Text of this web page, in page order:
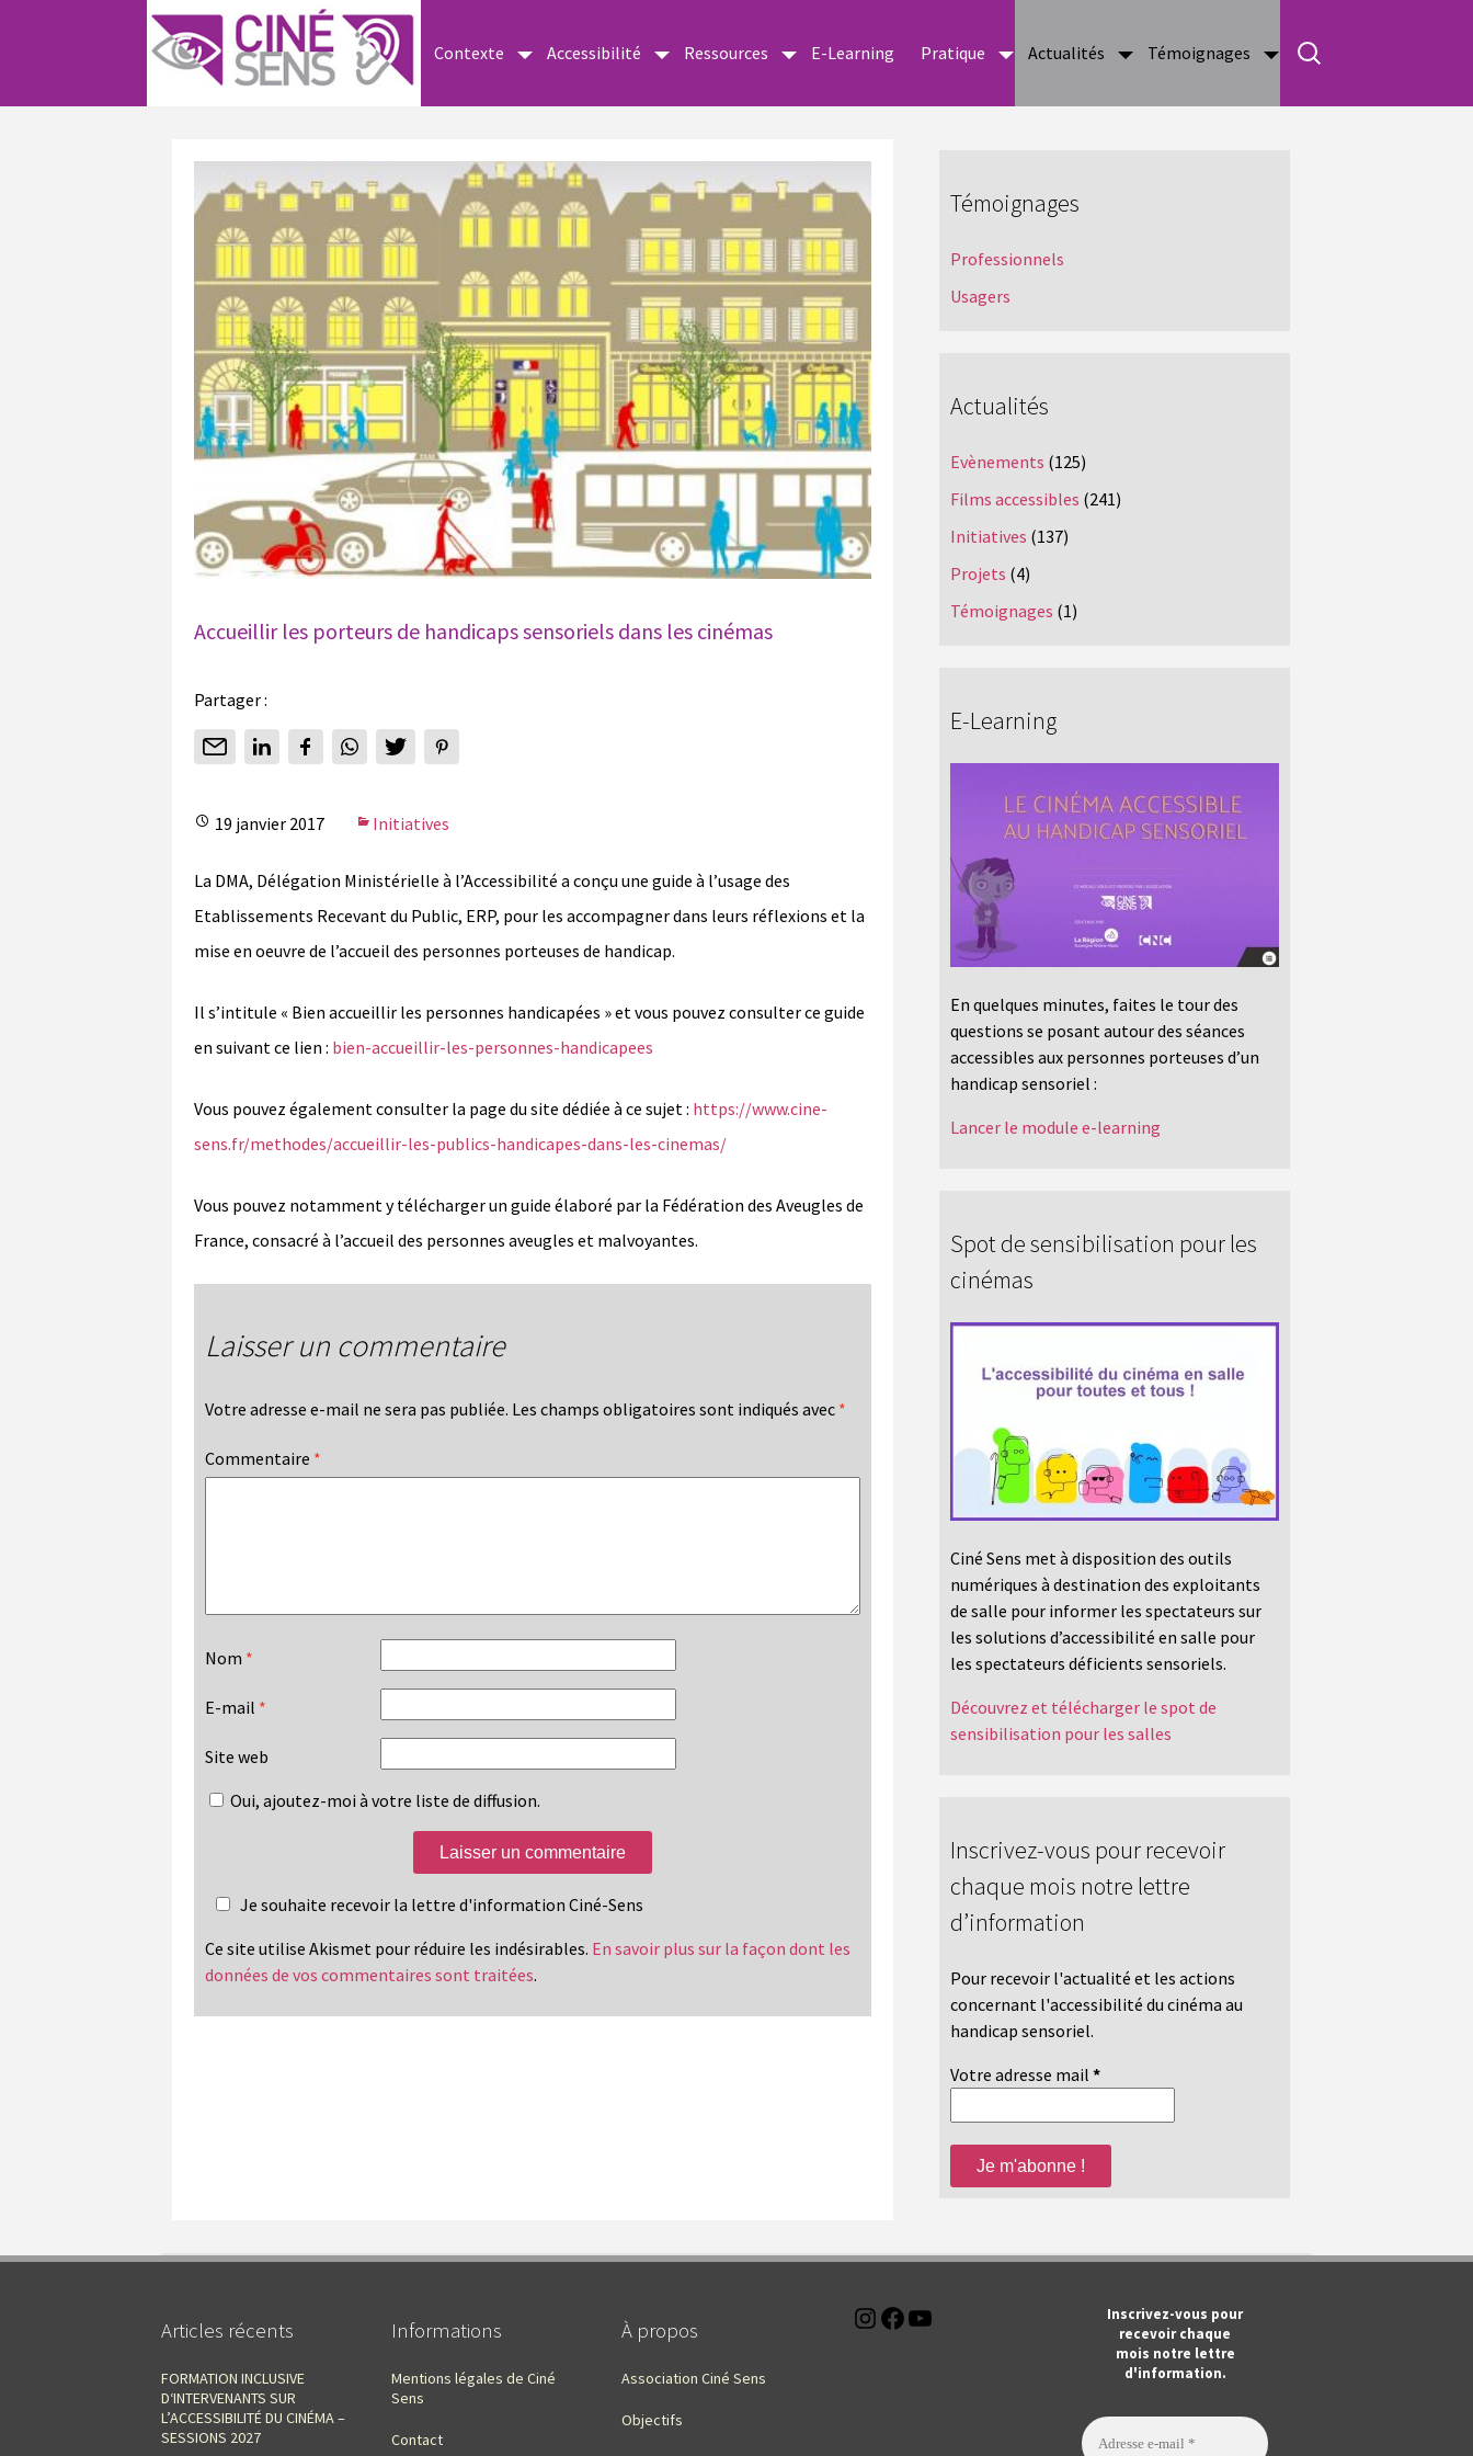
Contexte Accessibilité Ressources E-Learning Pratique Actualités Témoignages
Accueillir les porteurs de handicaps sensoriels dans les cinémas
Partager :
19 janvier 2017 Initiatives
La DMA, Délégation Ministérielle à l’Accessibilité a conçu une guide à l’usage des
Etablissements Recevant du Public, ERP, pour les accompagner dans leurs réflexions et la
mise en oeuvre de l’accueil des personnes porteuses de handicap.
Il s’intitule « Bien accueillir les personnes handicapées » et vous pouvez consulter ce guide
en suivant ce lien : bien-accueillir-les-personnes-handicapees
Vous pouvez également consulter la page du site dédiée à ce sujet : https://www.cine-
sens.fr/methodes/accueillir-les-publics-handicapes-dans-les-cinemas/
Vous pouvez notamment y télécharger un guide élaboré par la Fédération des Aveugles de
France, consacré à l’accueil des personnes aveugles et malvoyantes.
Laisser un commentaire
Votre adresse e-mail ne sera pas publiée. Les champs obligatoires sont indiqués avec *
Commentaire *
Nom *
E-mail *
Site web
Oui, ajoutez-moi à votre liste de diffusion.
Je souhaite recevoir la lettre d'information Ciné-Sens
Ce site utilise Akismet pour réduire les indésirables. En savoir plus sur la façon dont les
données de vos commentaires sont traitées.
Témoignages
Professionnels
Usagers
Actualités
Evènements (125)
Films accessibles (241)
Initiatives (137)
Projets (4)
Témoignages (1)
E-Learning
En quelques minutes, faites le tour des
questions se posant autour des séances
accessibles aux personnes porteuses d’un
handicap sensoriel :
Lancer le module e-learning
Spot de sensibilisation pour les
cinémas
Ciné Sens met à disposition des outils
numériques à destination des exploitants
de salle pour informer les spectateurs sur
les solutions d’accessibilité en salle pour
les spectateurs déficients sensoriels.
Découvrez et télécharger le spot de
sensibilisation pour les salles
Inscrivez-vous pour recevoir
chaque mois notre lettre
d’information
Pour recevoir l'actualité et les actions
concernant l'accessibilité du cinéma au
handicap sensoriel.
Votre adresse mail *
Articles récents
FORMATION INCLUSIVE
D‘INTERVENANTS SUR
L’ACCESSIBILITÉ DU CINÉMA –
SESSIONS 2027
Informations
Mentions légales de Ciné
Sens
Contact
À propos
Association Ciné Sens
Objectifs
Instagram
Facebook
Inscrivez-vous pour
recevoir chaque
mois notre lettre
d'information.